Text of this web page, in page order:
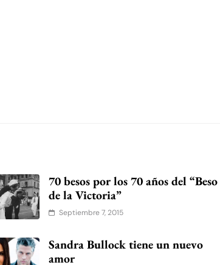
70 besos por los 70 años del “Beso
de la Victoria”
Septiembre 7, 2015
Sandra Bullock tiene un nuevo
amor